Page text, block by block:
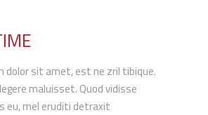
dolor sit amet, est ne zril tibique.
maluisset. Quod vidisse
eu, mel eruditi detraxit